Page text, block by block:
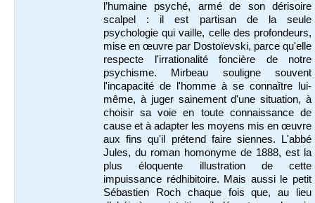
l’humaine psyché, armé de son dérisoire
scalpel : il est partisan de la seule
psychologie qui vaille, celle des profondeurs,
mise en œuvre par Dostoïevski, parce qu'elle
respecte l'irrationalité foncière de notre
psychisme. Mirbeau souligne souvent
l'incapacité de l'homme à se connaître lui-
même, à juger sainement d'une situation, à
choisir sa voie en toute connaissance de
cause et à adapter les moyens mis en œuvre
aux fins qu'il prétend faire siennes. L'abbé
Jules, du roman homonyme de 1888, est la
plus éloquente illustration de cette
impuissance rédhibitoire. Mais aussi le petit
Sébastien Roch chaque fois que, au lieu